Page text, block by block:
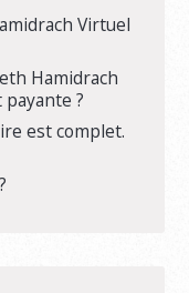
Virtuel
Hamidrach
?
est complet.